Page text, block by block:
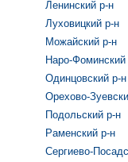
Ленинский р-н
Луховицкий р-н
Можайский р-н
Наро-Фоминский
Одинцовский р-н
Орехово-
Подольский р-н
Раменский р-н
Сергиево-